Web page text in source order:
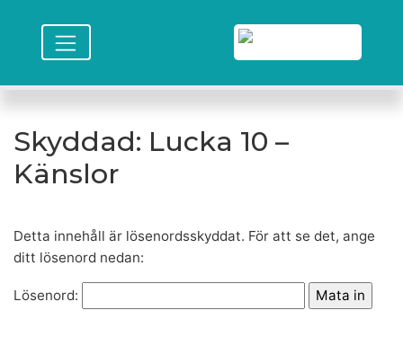
Skyddad: Lucka 10 –
Känslor
Detta innehåll är lösenordsskyddat. För att se det, ange
ditt lösenord nedan:
Lösenord: